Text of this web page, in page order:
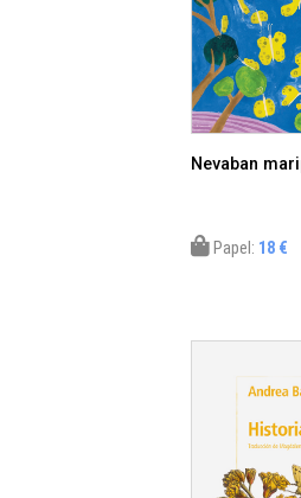
Nevaban
Papel: 18 €